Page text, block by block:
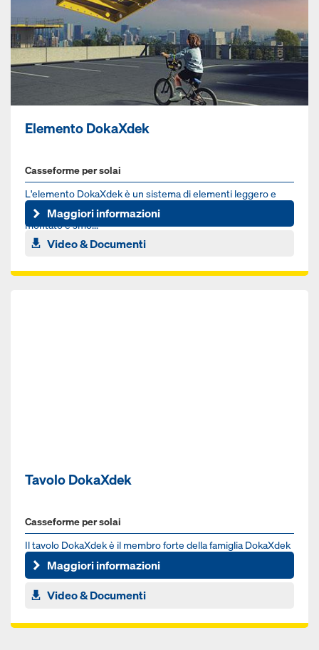
Elemento DokaXdek
Casseforme per solai
L'elemento DokaXdek è un sistema di elementi leggero e
rapido posizionabile da due persone, che può essere
montato e smo...
Maggiori informazioni
Video & Documenti
Tavolo DokaXdek
Casseforme per solai
Il tavolo DokaXdek è il membro forte della famiglia DokaXdek
ed è indicato per cantieri di dimensioni medio-grandi
Maggiori informazioni
Video & Documenti